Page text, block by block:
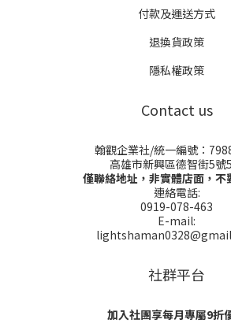
付款及運送方式
退換貨政策
隱私權政策
Contact us
翰觀企業社/統一編號：
高雄市新興區德智街5號
僅聯絡地址，非實體店面，不
連絡電話:
0919-078-463
E-mail:
社群平台
加入社團享每月專屬9折